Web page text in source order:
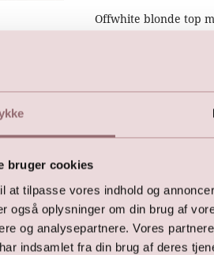
bruger cookies
at tilpasse vores indhold og
også oplysninger om din brug af
og analysepartnere. Vores
indsamlet fra din brug af deres
Offwhite blonde top